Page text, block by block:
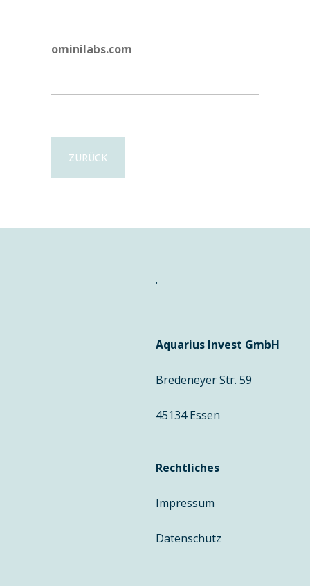
ominilabs.com
ZURÜCK
.
Aquarius Invest GmbH
Bredeneyer Str. 59
45134 Essen
Rechtliches
Impressum
Datenschutz